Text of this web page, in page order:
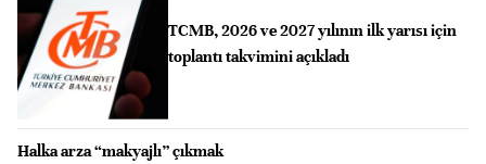
TCMB, 2026 ve 2027 yılının ilk yarısı için
toplantı takvimini açıkladı
Halka arza “makyajlı” çıkmak